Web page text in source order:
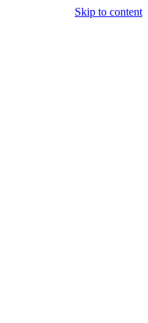
Skip to content